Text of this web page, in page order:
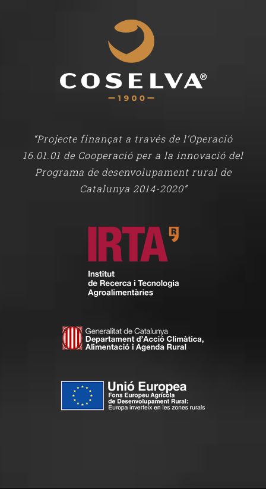
“Projecte finançat a través de l’Operació
16.01.01 de Cooperació per a la innovació del
Programa de desenvolupament rural de
Catalunya 2014-2020”